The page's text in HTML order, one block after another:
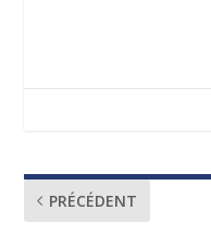
PRÉCÉDENT